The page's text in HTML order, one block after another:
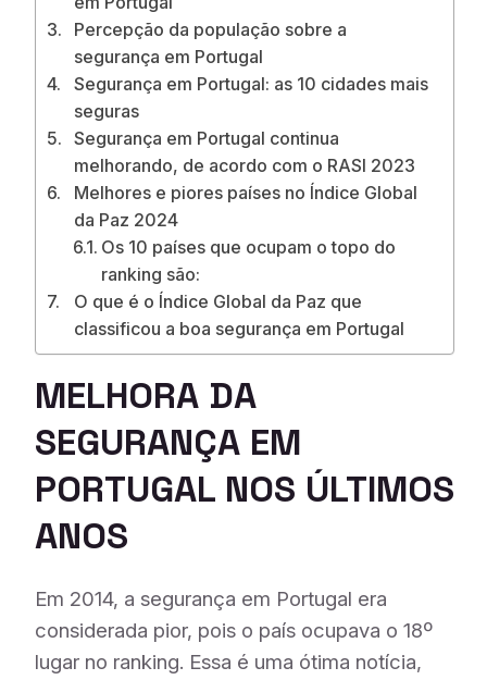
Percepção da população sobre a
segurança em Portugal
Segurança em Portugal: as 10 cidades mais
seguras
Segurança em Portugal continua
melhorando, de acordo com o RASI 2023
Melhores e piores países no Índice Global
da Paz 2024
Os 10 países que ocupam o topo do
ranking são:
O que é o Índice Global da Paz que
classificou a boa segurança em Portugal
MELHORA DA
SEGURANÇA EM
PORTUGAL NOS ÚLTIMOS
ANOS
Em 2014, a segurança em Portugal era
considerada pior, pois o país ocupava o 18º
lugar no ranking. Essa é uma ótima notícia,